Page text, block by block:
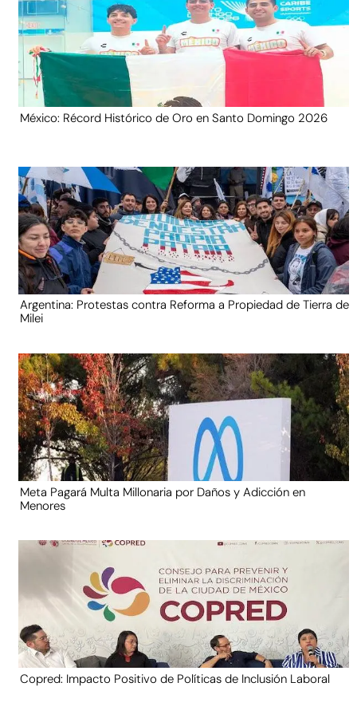
México: Récord Histórico de Oro en Santo Domingo 2026
Argentina: Protestas contra Reforma a Propiedad de Tierra de
Milei
Meta Pagará Multa Millonaria por Daños y Adicción en
Menores
Copred: Impacto Positivo de Políticas de Inclusión Laboral